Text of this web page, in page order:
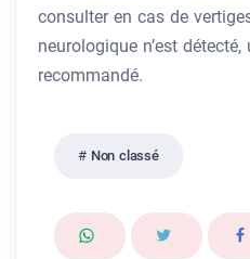
consulter en cas de
neurologique n’est
recommandé.
Non classé